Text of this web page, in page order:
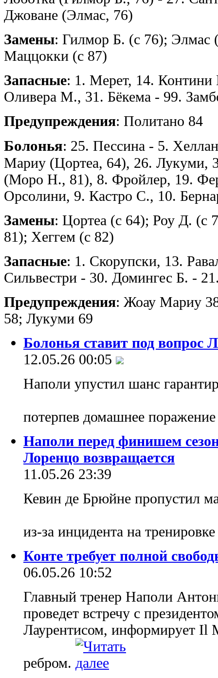
Джоване (Элмас, 76)
Замены: Гилмор Б. (с 76); Элмас
Маццокки (с 87)
Запасные: 1. Мерет, 14.
Оливера М., 31. Бёкема - 99.
Предупреждения: Политано 84
Болонья: 25. Пессина - 5.
Мариу (Цортеа, 64), 26. Лукуми,
(Моро Н., 81), 8. Фройлер, 19.
Орсолини, 9. Кастро С., 10.
Замены: Цортеа (с 64); Роу Д.
81); Хеггем (с 82)
Запасные: 1. Скорупски, 13.
Сильвестри - 30. Домингес Б. -
Предупреждения: Жоау Мариу
58; Лукуми 69
Болонья ставит под вопрос
12.05.26 00:05
Наполи упустил шанс
потерпев домашнее
Наполи перед финишем
Лоренцо возвращается
11.05.26 23:39
Кевин де Брюйне пропустил
из-за инцидента на
Конте требует полной
06.05.26 10:52
Главный тренер Наполи
проведет встречу с
Лаурентисом, информирует Il
ребром.